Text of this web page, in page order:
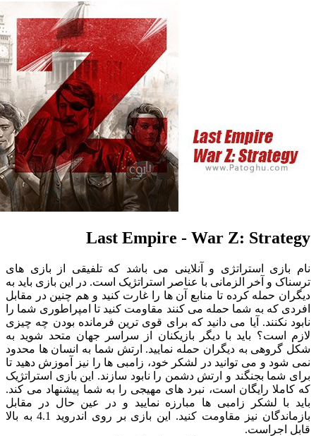
Last Empire - War Z:
استراتژی و آنلاینی می باشد که تلفیقی از بازی های
و آخر الزمانی با عناصر استراتژیک است. در این بازی باید به
حمله کرده تا منابع آن ها را غارت کنید و هم چنین در مقابل
که به شما حمله می کنند مقاومت کنید تا امپراطوری شما را
نکنند. آیا می دانید که برای قوی ترین فرمانده بودن چه چیزی
باید با دیگر بازیکنان از سراسر جهان متحد شوید به
به دیگران حمله نمایید. ارتش شما به انسان ها محدود
و می توانید در لشکر خود، زامبی ها را نیز آموزش دهید تا
بجنگند و ارتش دشمن را نابود سازند. این بازی استراتژیک
رایگان است، نبرد های مهیجی را به شما پیشنهاد می کند.
لشکر زامبی ها مبارزه نمایید و در عین حال در مقابل
بازماندگان نیز مقاومت کنید. این بازی بر روی اندروید 4.1 به بالا